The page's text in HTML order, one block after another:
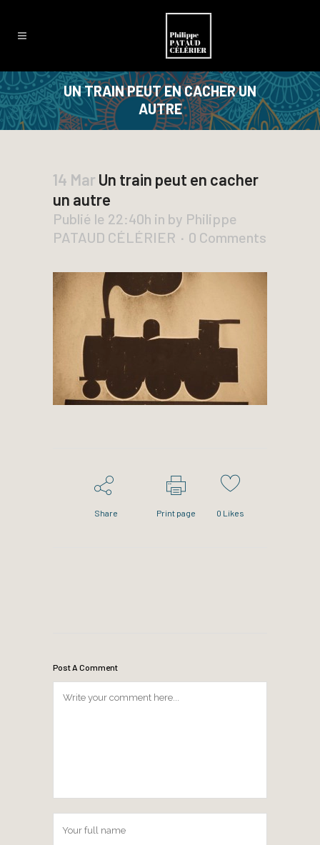
UN TRAIN PEUT EN CACHER UN
AUTRE
14 Mar Un train peut en cacher
un autre
Publié le 22:40h in by Philippe
PATAUD CÉLÉRIER
0 Comments
Share Print page 0 Likes
Post A Comment